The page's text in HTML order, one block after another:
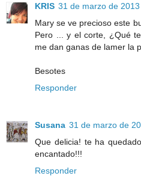
KRIS 31 de marzo de
Mary se ve precioso este
Pero ... y el corte, ¿Qué
me dan ganas de lamer la
Besotes
Responder
Susana 31 de marzo de
Que delicia! te ha
encantado!!!
Responder